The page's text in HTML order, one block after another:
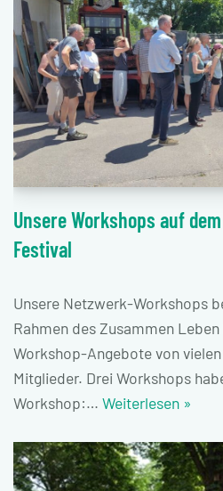
Unsere Workshops auf
Festival
Unsere Netzwerk-Workshops
Rahmen des Zusammen
Workshop-Angebote von
Mitglieder. Drei Workshops
Workshop:… Weiterlesen »